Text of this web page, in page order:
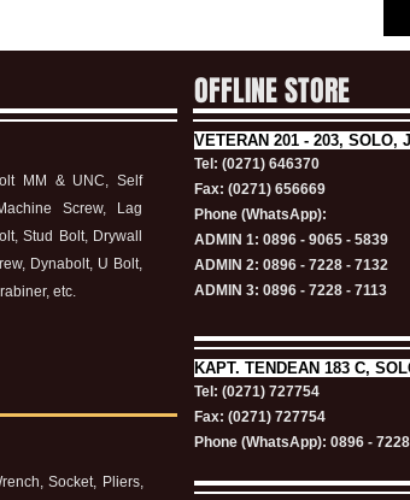
OFFLINE STORE
MM & UNC, Self
Screw, Lag
Stud Bolt, Drywall
Dynabolt, U Bolt,
etc.
VETERAN 201 - 203, SOLO,
Tel: (0271) 646370
Fax: (0271) 656669
Phone (WhatsApp):
ADMIN 1: 0896 - 9065 - 5839
ADMIN 2: 0896 - 7228 - 7132
ADMIN 3: 0896 - 7228 - 7113
Socket, Pliers,
KAPT. TENDEAN 183 C,
Tel: (0271) 727754
Fax: (0271) 727754
Phone (WhatsApp): 0896 -